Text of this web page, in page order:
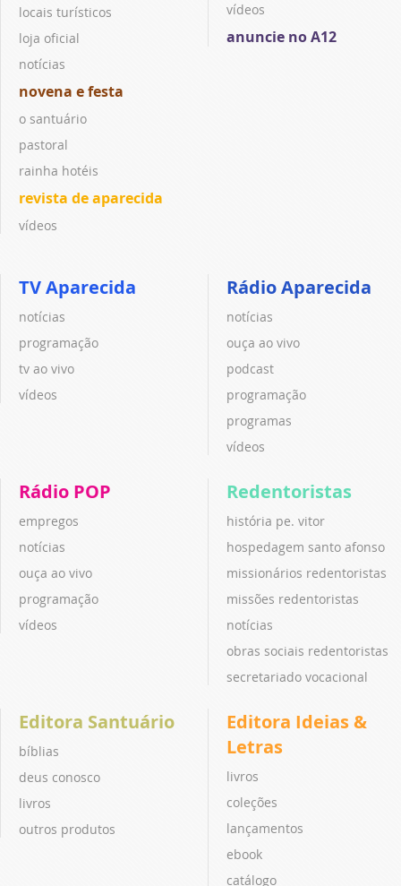
locais turísticos
loja oficial
notícias
novena e festa
o santuário
pastoral
rainha hotéis
revista de aparecida
vídeos
vídeos
anuncie no A12
TV Aparecida
notícias
programação
tv ao vivo
vídeos
Rádio Aparecida
notícias
ouça ao vivo
podcast
programação
programas
vídeos
Rádio POP
empregos
notícias
ouça ao vivo
programação
vídeos
Redentoristas
história pe. vitor
hospedagem santo afonso
missionários redentoristas
missões redentoristas
notícias
obras sociais redentoristas
secretariado vocacional
Editora Santuário
bíblias
deus conosco
livros
outros produtos
Editora Ideias &
Letras
livros
coleções
lançamentos
ebook
catálogo